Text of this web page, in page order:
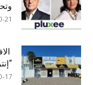
21
17